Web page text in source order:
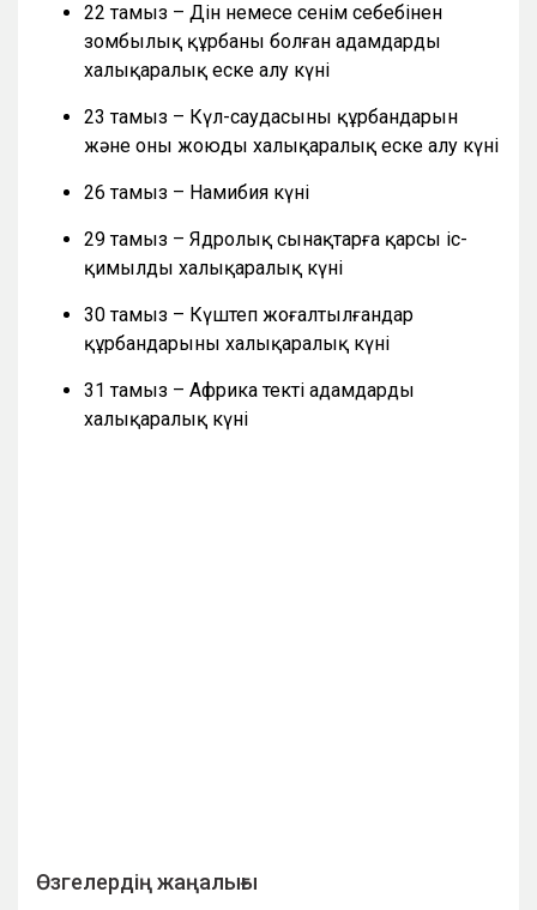
22 тамыз – Дін немесе сенім себебінен
зомбылық құрбаны болған адамдарды
халықаралық еске алу күні
23 тамыз – Күл-саудасының құрбандарын
және оны жоюды халықаралық еске алу күні
26 тамыз – Намибия күні
29 тамыз – Ядролық сынақтарға қарсы іс-
қимылдың халықаралық күні
30 тамыз – Күштеп жоғалтылғандар
құрбандарының халықаралық күні
31 тамыз – Африка текті адамдардың
халықаралық күні